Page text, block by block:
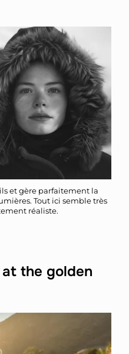
et gère parfaitement la
Tout ici semble très
réaliste.
the golden